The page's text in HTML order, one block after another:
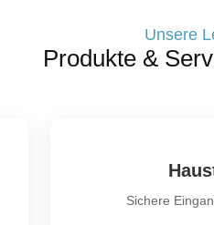
Unsere
Produkte &
Sichere